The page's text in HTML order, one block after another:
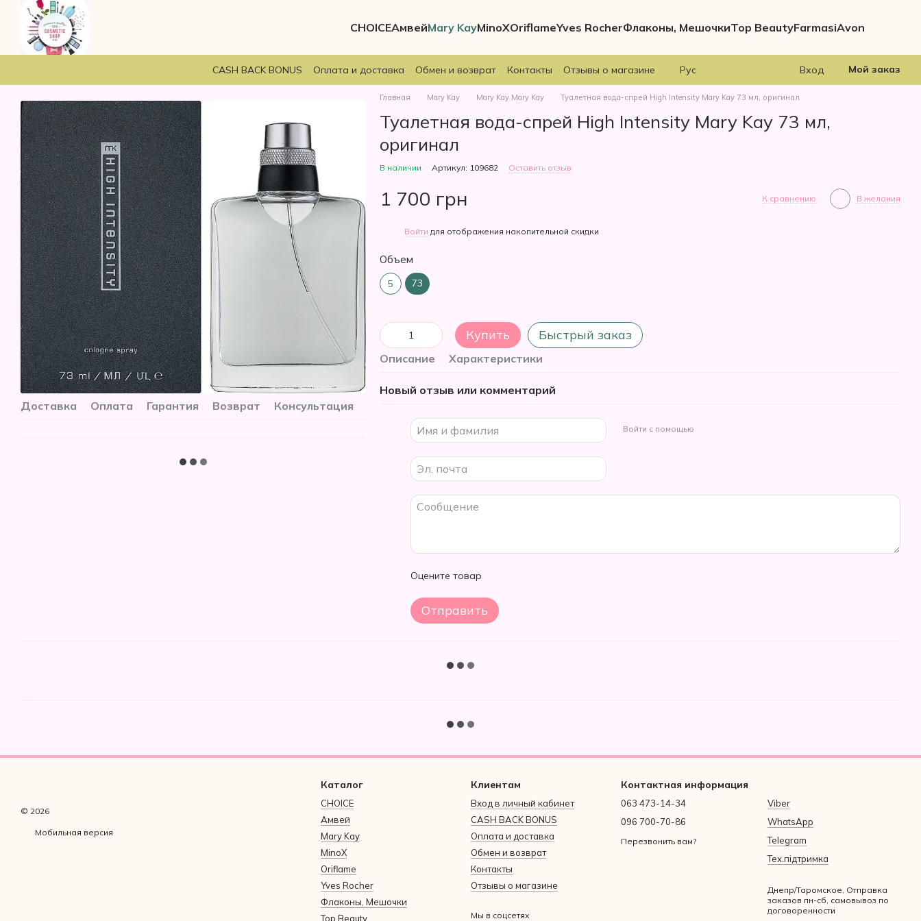
Перейти к основному контенту
CHOICEАмвейMary KayMinoXOriflameYves RocherФлаконы, МешочкиTop BeautyFarmasiAvon
CASH BACK BONUS Оплата и доставка Обмен и возврат Контакты Отзывы о магазине Рус Вход Мой заказ
Доставка Оплата Гарантия Возврат Консультация
Главная Mary Kay Mary Kay Mary Kay Туалетная вода-спрей High Intensity Mary Kay 73 мл, оригинал
Туалетная вода-спрей High Intensity Mary Kay 73 мл,
оригинал
В наличии Артикул: 109682 Оставить отзыв
1 700 грн К сравнению В желания
Войти для отображения накопительной скидки
Объем
5 73
Купить Быстрый заказ
Описание Характеристики
Новый отзыв или комментарий
Войти с помощью
Оцените товар
Отправить
© 2026
Мобильная версия
Каталог
CHOICE
Амвей
Mary Kay
MinoX
Oriflame
Yves Rocher
Флаконы, Мешочки
Top Beauty
Клиентам
Вход в личный кабинет
CASH BACK BONUS
Оплата и доставка
Обмен и возврат
Контакты
Отзывы о магазине
Мы в соцсетях
Контактная информация
063 473-14-34
096 700-70-86
Перезвонить вам?
Viber
WhatsApp
Telegram
Тех.підтримка
Днепр/Таромское, Отправка
заказов пн-сб, самовывоз по
договоренности